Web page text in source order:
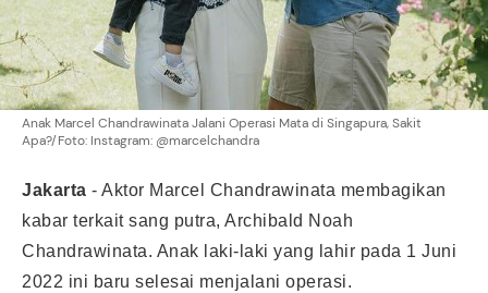
Anak Marcel Chandrawinata Jalani Operasi Mata di Singapura, Sakit
Apa?/Foto: Instagram: @marcelchandra
Jakarta - Aktor Marcel Chandrawinata membagikan
kabar terkait sang putra, Archibald Noah
Chandrawinata. Anak laki-laki yang lahir pada 1 Juni
2022 ini baru selesai menjalani operasi.